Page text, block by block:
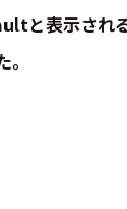
と表示される